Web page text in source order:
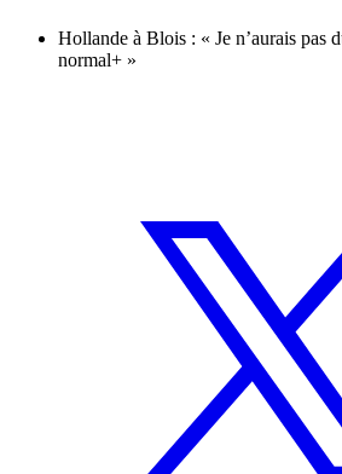
Hollande à Blois : « Je n’aurais pas
normal+ »